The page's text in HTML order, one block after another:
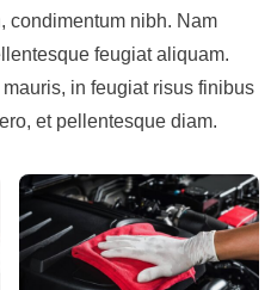
condimentum nibh. Nam
feugiat aliquam.
in feugiat risus finibus
et pellentesque diam.